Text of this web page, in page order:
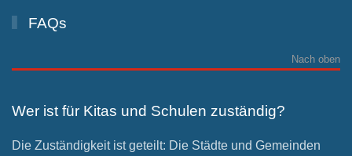
FAQs
Nach oben
Wer ist für Kitas und Schulen zuständig?
Die Zuständigkeit ist geteilt: Die Städte und Gemeinden